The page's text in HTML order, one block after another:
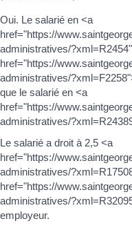
Oui. Le salarié en <a
href="https://
administratives/
href="https://
administratives/
que le salarié en <a
href="https://
administratives/
Le salarié a droit à 2,5 <a
href="https://
administratives/
href="https://
administratives/
employeur.